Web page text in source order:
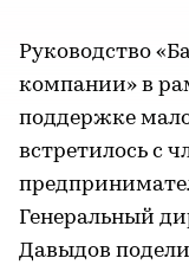
Руководство
компании» в
поддержке
встретилось с
Генеральный
Давыдов